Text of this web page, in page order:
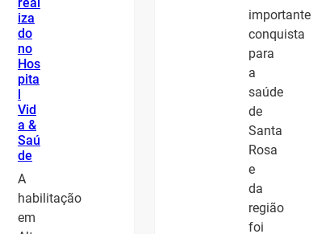
real
iza
do
no
Hos
pita
Vid
a &
Saú
de
A
habilitação
em
importante
conquista
para
a
saúde
de
Santa
Rosa
e
da
região
foi